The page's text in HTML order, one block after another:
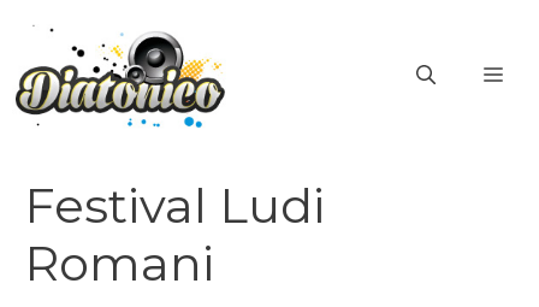
contenuto
Festival Ludi
Romani